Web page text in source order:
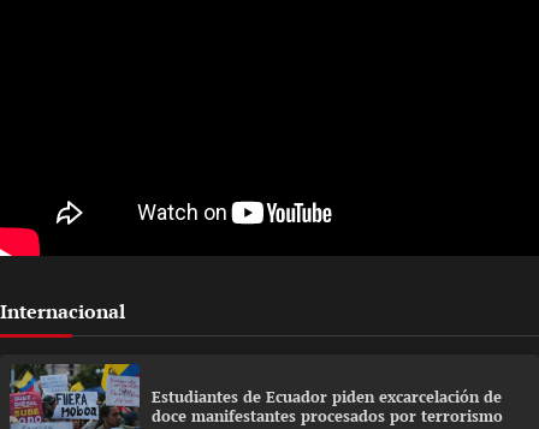
Internacional
Estudiantes de Ecuador piden excarcelación de
doce manifestantes procesados por terrorismo